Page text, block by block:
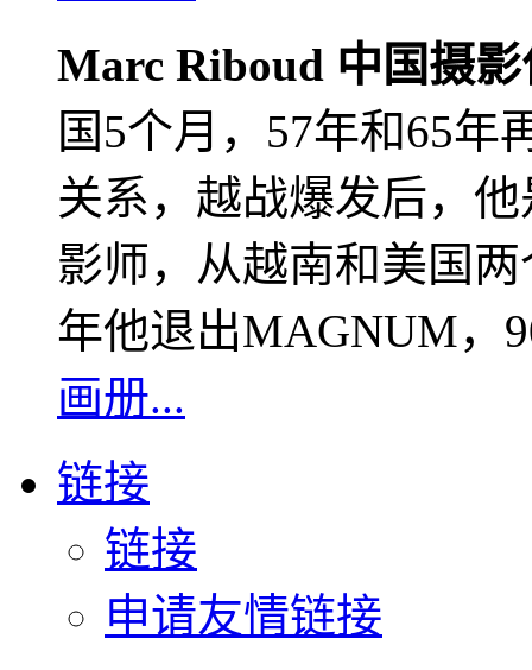
Marc Riboud 中国摄
国5个月，57年和65年
关系，越战爆发后，
影师，从越南和美国
年他退出MAGNUM，
画册...
链接
链接
申请友情链接